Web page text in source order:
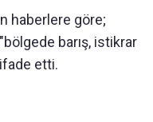
haberlere göre;
"bölgede barış, istikrar
etti.